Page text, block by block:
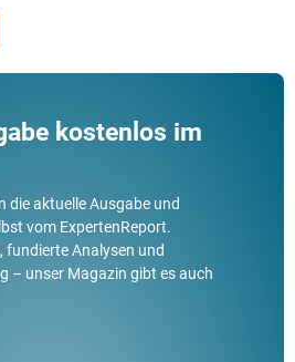
kostenlos im
die aktuelle Ausgabe und
vom ExpertenReport.
fundierte Analysen und
– unser Magazin gibt es auch